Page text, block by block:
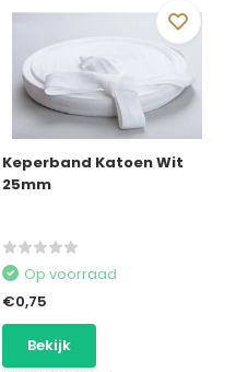
Keperband Katoen Wit
25mm
Op voorraad
€0,75
Bekijk